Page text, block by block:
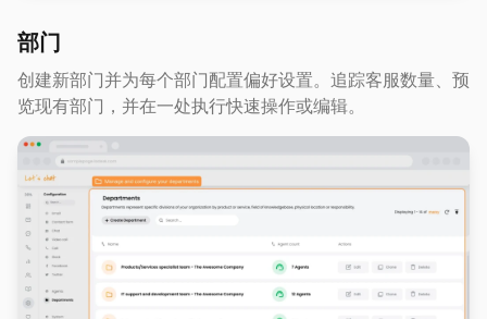
部门
创建新部门并为每个部门配置偏好设置。追踪客服数量、预
览现有部门，并在一处执行快速操作或编辑。